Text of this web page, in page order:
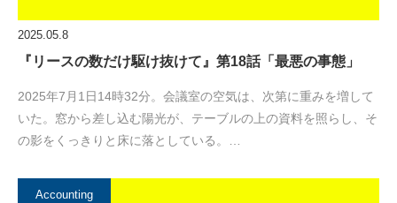
2025.05.8
『リースの数だけ駆け抜けて』第18話「最悪の事態」
2025年7月1日14時32分。会議室の空気は、次第に重みを増して
いた。窓から差し込む陽光が、テーブルの上の資料を照らし、そ
の影をくっきりと床に落としている。…
Accounting